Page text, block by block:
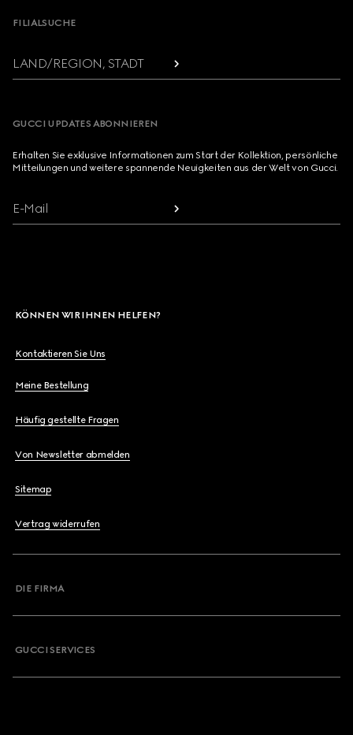
FILIALSUCHE
LAND/REGION, STADT
GUCCI UPDATES ABONNIEREN
Erhalten Sie exklusive Informationen zum Start der Kollektion, persönliche
Mitteilungen und weitere spannende Neuigkeiten aus der Welt von Gucci.
E-Mail
KÖNNEN WIR IHNEN HELFEN?
Kontaktieren Sie Uns
Meine Bestellung
Häufig gestellte Fragen
Von Newsletter abmelden
Sitemap
Vertrag widerrufen
DIE FIRMA
GUCCI SERVICES